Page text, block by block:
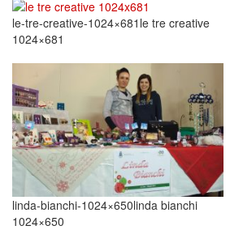
le-tre-creative-1024×681le tre creative
1024×681
linda-bianchi-1024×650linda bianchi
1024×650